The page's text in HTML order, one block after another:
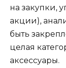
на закупки,
акции),
быть
целая
аксессуары.